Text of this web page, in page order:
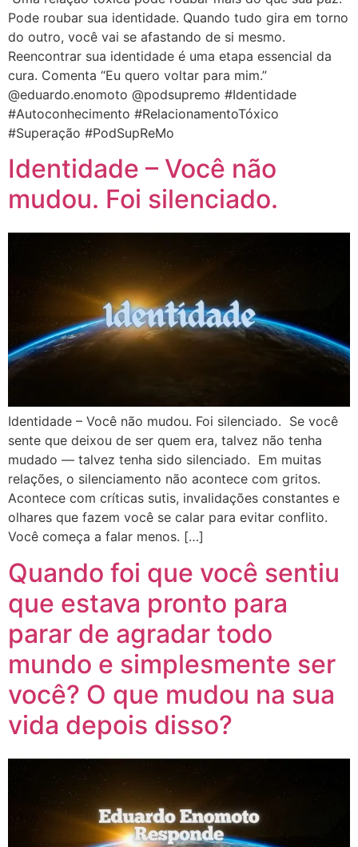
Pode roubar sua identidade. Quando tudo gira em torno
do outro, você vai se afastando de si mesmo.
Reencontrar sua identidade é uma etapa essencial da
cura. Comenta “Eu quero voltar para mim.”
@eduardo.enomoto @podsupremo #Identidade
#Autoconhecimento #RelacionamentoTóxico
#Superação #PodSupReMo
Identidade – Você não
mudou. Foi silenciado.
Identidade – Você não mudou. Foi silenciado. Se você
sente que deixou de ser quem era, talvez não tenha
mudado — talvez tenha sido silenciado. Em muitas
relações, o silenciamento não acontece com gritos.
Acontece com críticas sutis, invalidações constantes e
olhares que fazem você se calar para evitar conflito.
Você começa a falar menos. […]
Quando foi que você sentiu
que estava pronto para
parar de agradar todo
mundo e simplesmente ser
você? O que mudou na sua
vida depois disso?